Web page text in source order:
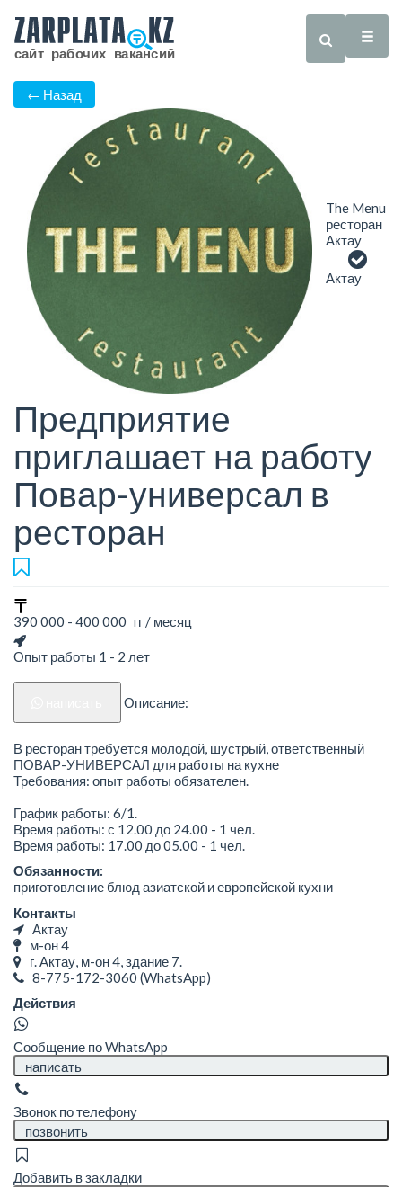
← Назад
The Menu
ресторан
Актау
Актау
Предприятие
приглашает на работу
Повар-универсал в
ресторан
390 000 - 400 000 тг / месяц
Опыт работы 1 - 2 лет
Описание:
В ресторан требуется молодой, шустрый, ответственный
ПОВАР-УНИВЕРСАЛ для работы на кухне
Требования: опыт работы обязателен.
График работы: 6/1.
Время работы: с 12.00 до 24.00 - 1 чел.
Время работы: 17.00 до 05.00 - 1 чел.
Обязанности:
приготовление блюд азиатской и европейской кухни
Контакты
Актау
м-он 4
г. Актау, м-он 4, здание 7.
8-775-172-3060 (WhatsApp)
Действия
Сообщение по WhatsApp
написать
Звонок по телефону
позвонить
Добавить в закладки